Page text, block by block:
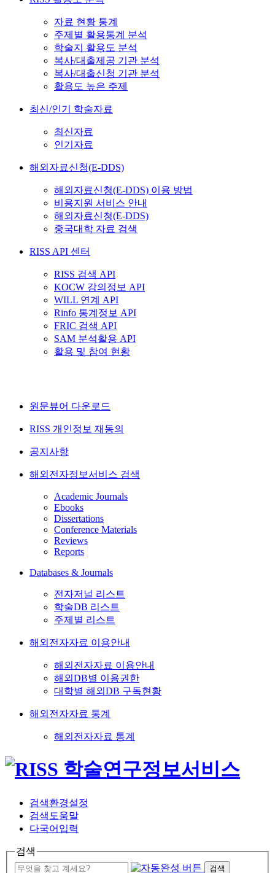
자료 현황 통계
주제별 활용통계 분석
학술지 활용도 분석
복사/대출제공 기관 분석
복사/대출신청 기관 분석
활용도 높은 주제
최신/인기 학술자료
최신자료
인기자료
해외자료신청(E-DDS)
해외자료신청(E-DDS) 이용 방법
비용지원 서비스 안내
해외자료신청(E-DDS)
중국대학 자료 검색
RISS API 센터
RISS 검색 API
KOCW 강의정보 API
WILL 연계 API
Rinfo 통계정보 API
FRIC 검색 API
SAM 분석활용 API
활용 및 참여 현황
원문뷰어 다운로드
RISS 개인정보 재동의
공지사항
해외전자정보서비스 검색
Academic Journals
Ebooks
Dissertations
Conference Materials
Reviews
Reports
Databases & Journals
전자저널 리스트
학술DB 리스트
주제별 리스트
해외전자자료 이용안내
해외전자자료 이용안내
해외DB별 이용권한
대학별 해외DB 구독현황
해외전자자료 통계
해외전자자료 통계
검색환경설정
검색도움말
다국어입력
검색
검색